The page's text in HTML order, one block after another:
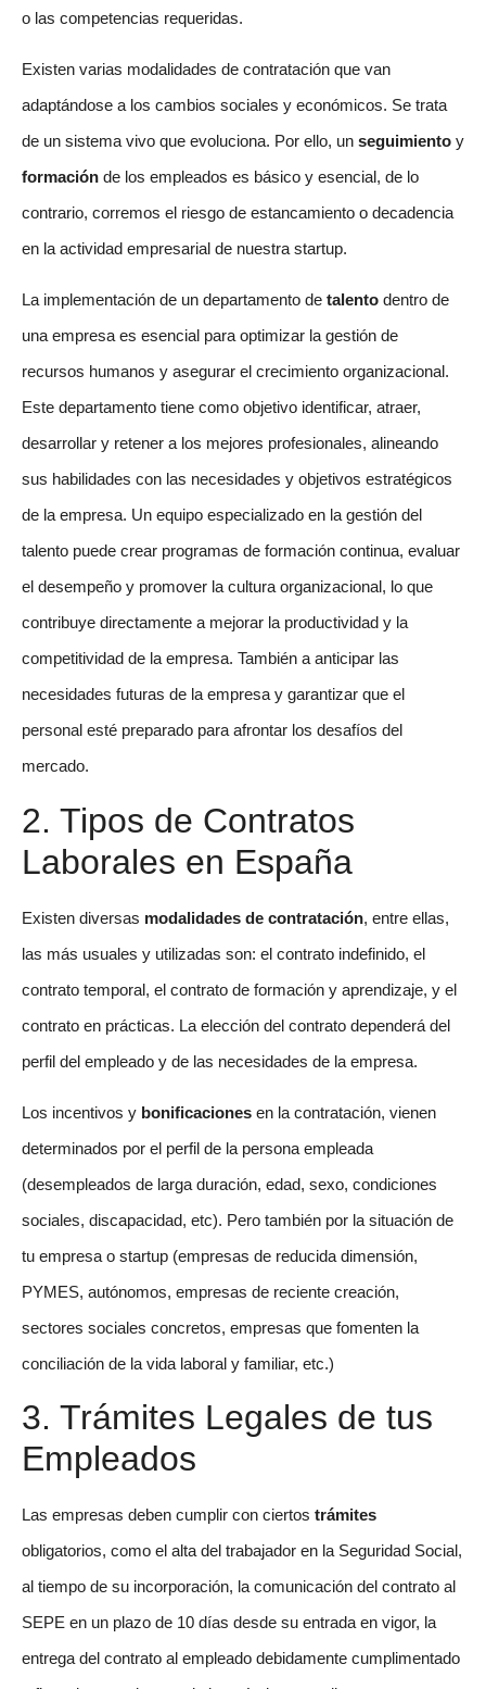
o las competencias requeridas.
Existen varias modalidades de contratación que van
adaptándose a los cambios sociales y económicos. Se trata
de un sistema vivo que evoluciona. Por ello, un seguimiento y
formación de los empleados es básico y esencial, de lo
contrario, corremos el riesgo de estancamiento o decadencia
en la actividad empresarial de nuestra startup.
La implementación de un departamento de talento dentro de
una empresa es esencial para optimizar la gestión de
recursos humanos y asegurar el crecimiento organizacional.
Este departamento tiene como objetivo identificar, atraer,
desarrollar y retener a los mejores profesionales, alineando
sus habilidades con las necesidades y objetivos estratégicos
de la empresa. Un equipo especializado en la gestión del
talento puede crear programas de formación continua, evaluar
el desempeño y promover la cultura organizacional, lo que
contribuye directamente a mejorar la productividad y la
competitividad de la empresa. También a anticipar las
necesidades futuras de la empresa y garantizar que el
personal esté preparado para afrontar los desafíos del
mercado.
2. Tipos de Contratos
Laborales en España
Existen diversas modalidades de contratación, entre ellas,
las más usuales y utilizadas son: el contrato indefinido, el
contrato temporal, el contrato de formación y aprendizaje, y el
contrato en prácticas. La elección del contrato dependerá del
perfil del empleado y de las necesidades de la empresa.
Los incentivos y bonificaciones en la contratación, vienen
determinados por el perfil de la persona empleada
(desempleados de larga duración, edad, sexo, condiciones
sociales, discapacidad, etc). Pero también por la situación de
tu empresa o startup (empresas de reducida dimensión,
PYMES, autónomos, empresas de reciente creación,
sectores sociales concretos, empresas que fomenten la
conciliación de la vida laboral y familiar, etc.)
3. Trámites Legales de tus
Empleados
Las empresas deben cumplir con ciertos trámites
obligatorios, como el alta del trabajador en la Seguridad Social,
al tiempo de su incorporación, la comunicación del contrato al
SEPE en un plazo de 10 días desde su entrada en vigor, la
entrega del contrato al empleado debidamente cumplimentado